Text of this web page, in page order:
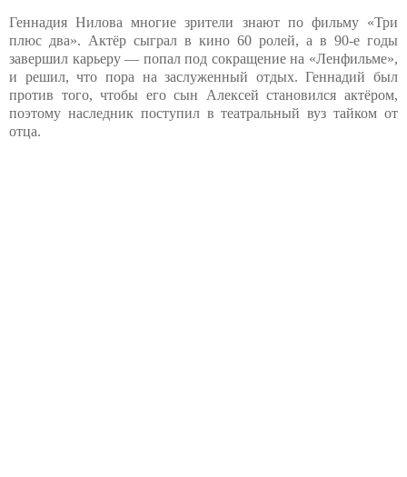
Геннадия Нилова многие зрители знают по фильму «Три
плюс два». Актёр сыграл в кино 60 ролей, а в 90-е годы
завершил карьеру — попал под сокращение на «Ленфильме»,
и решил, что пора на заслуженный отдых. Геннадий был
против того, чтобы его сын Алексей становился актёром,
поэтому наследник поступил в театральный вуз тайком от
отца.